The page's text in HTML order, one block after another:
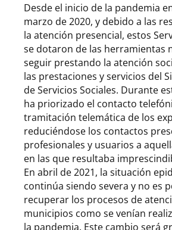
Desde el inicio de la pandemia
marzo de 2020, y debido a las
la atención presencial, estos
se dotaron de las herramientas
seguir prestando la atención
las prestaciones y servicios del
de Servicios Sociales. Durante
ha priorizado el contacto
tramitación telemática de los
reduciéndose los contactos
profesionales y usuarios a
en las que resultaba
En abril de 2021, la situación
continúa siendo severa y no es
recuperar los procesos de
municipios como se venían
la pandemia. Este cambio será